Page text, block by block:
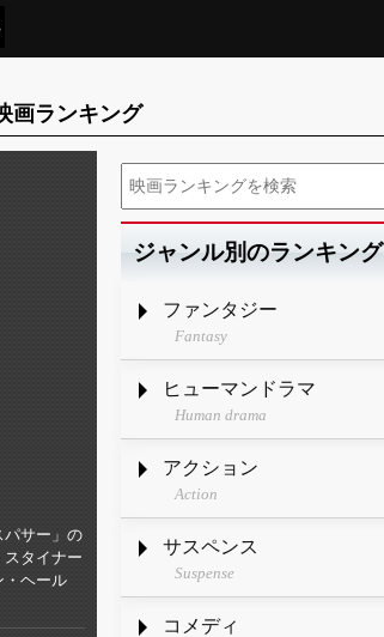
画ランキング
パサー」の
タイナー
・ヘール
ジャンル別のランキング
ファンタジー
Fantasy
ヒューマンドラマ
Human drama
アクション
Action
サスペンス
Suspense
コメディ